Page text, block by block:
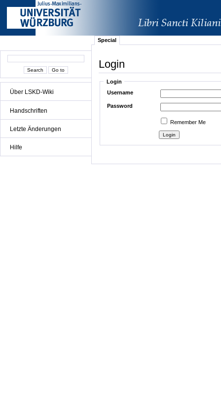
Über LSKD-Wiki
Handschriften
Letzte Änderungen
Hilfe
Special
Login
Login
Username
Password
Remember Me